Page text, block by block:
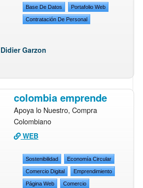
Base De Datos Portafolio Web
Contratación De Personal
Didier Garzon
colombia emprende
Apoya lo Nuestro, Compra
Colombiano
WEB
Sostenibilidad Economía Circular
Comercio Digital Emprendimiento
Página Web Comercio